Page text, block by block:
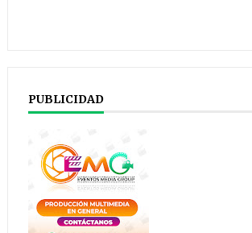
PUBLICIDAD